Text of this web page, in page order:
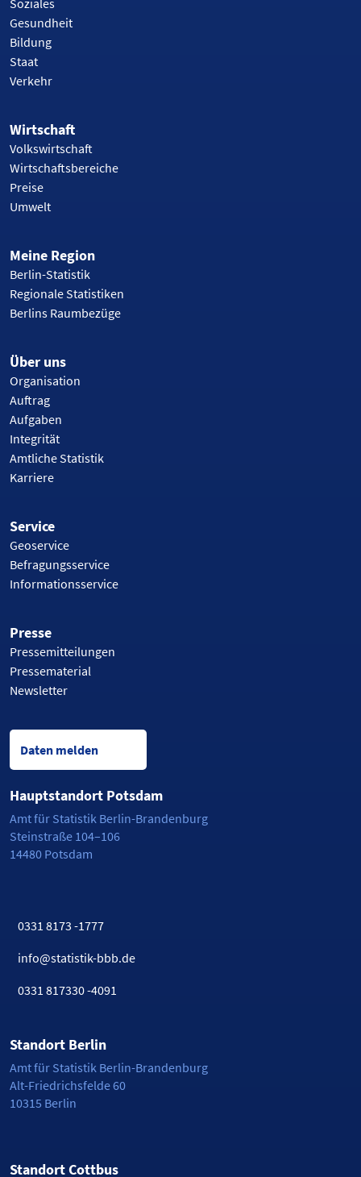
Gesundheit
Bildung
Staat
Verkehr
Wirtschaft
Volkswirtschaft
Wirtschaftsbereiche
Preise
Umwelt
Meine Region
Berlin-Statistik
Regionale Statistiken
Berlins Raumbezüge
Über uns
Organisation
Auftrag
Aufgaben
Integrität
Amtliche Statistik
Karriere
Service
Geoservice
Befragungsservice
Informationsservice
Presse
Pressemitteilungen
Pressematerial
Newsletter
Daten melden
Hauptstandort Potsdam
Amt für Statistik Berlin-Brandenburg
Steinstraße 104–106
14480 Potsdam
0331 8173 -1777
info@statistik-bbb.de
0331 817330 -4091
Standort Berlin
Amt für Statistik Berlin-Brandenburg
Alt-Friedrichsfelde 60
10315 Berlin
Standort Cottbus